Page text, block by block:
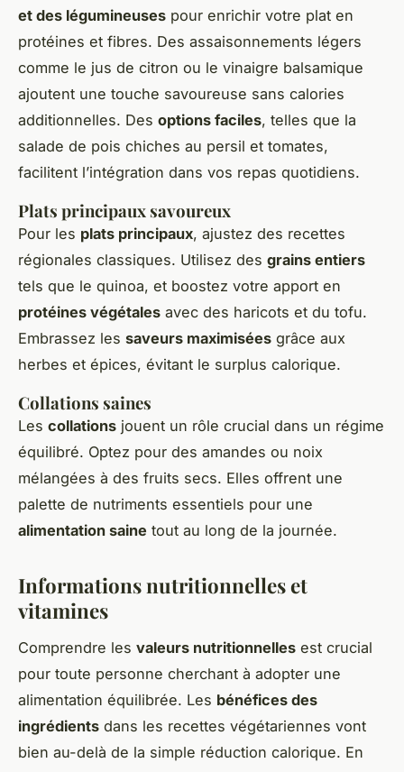
et des légumineuses pour enrichir votre plat en
protéines et fibres. Des assaisonnements légers
comme le jus de citron ou le vinaigre balsamique
ajoutent une touche savoureuse sans calories
additionnelles. Des options faciles, telles que la
salade de pois chiches au persil et tomates,
facilitent l’intégration dans vos repas quotidiens.
Plats principaux savoureux
Pour les plats principaux, ajustez des recettes
régionales classiques. Utilisez des grains entiers
tels que le quinoa, et boostez votre apport en
protéines végétales avec des haricots et du tofu.
Embrassez les saveurs maximisées grâce aux
herbes et épices, évitant le surplus calorique.
Collations saines
Les collations jouent un rôle crucial dans un régime
équilibré. Optez pour des amandes ou noix
mélangées à des fruits secs. Elles offrent une
palette de nutriments essentiels pour une
alimentation saine tout au long de la journée.
Informations nutritionnelles et
vitamines
Comprendre les valeurs nutritionnelles est crucial
pour toute personne cherchant à adopter une
alimentation équilibrée. Les bénéfices des
ingrédients dans les recettes végétariennes vont
bien au-delà de la simple réduction calorique. En